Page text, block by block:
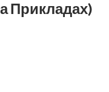
Прикладах)